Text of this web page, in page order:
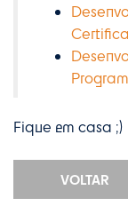
Fique em casa ;)
VOLTAR